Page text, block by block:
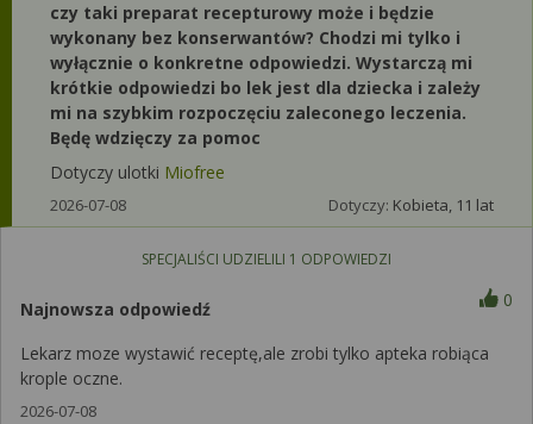
czy taki preparat recepturowy może i będzie
wykonany bez konserwantów? Chodzi mi tylko i
wyłącznie o konkretne odpowiedzi. Wystarczą mi
krótkie odpowiedzi bo lek jest dla dziecka i zależy
mi na szybkim rozpoczęciu zaleconego leczenia.
Będę wdzięczy za pomoc
Dotyczy ulotki Miofree
2026-07-08 Dotyczy: Kobieta, 11 lat
SPECJALIŚCI UDZIELILI 1 ODPOWIEDZI
Najnowsza odpowiedź 0
Lekarz moze wystawić receptę,ale zrobi tylko apteka robiąca
krople oczne.
2026-07-08